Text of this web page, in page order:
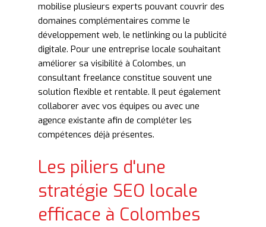
mobilise plusieurs experts pouvant couvrir des
domaines complémentaires comme le
développement web, le netlinking ou la publicité
digitale. Pour une entreprise locale souhaitant
améliorer sa visibilité à Colombes, un
consultant freelance constitue souvent une
solution flexible et rentable. Il peut également
collaborer avec vos équipes ou avec une
agence existante afin de compléter les
compétences déjà présentes.
Les piliers d'une
stratégie SEO locale
efficace à Colombes